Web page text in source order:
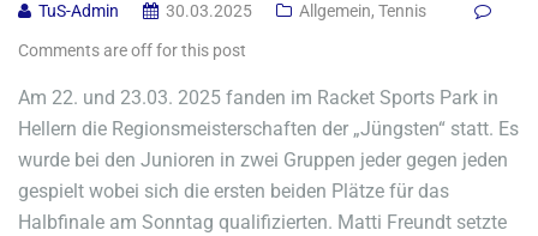
TuS-Admin 30.03.2025 Allgemein, Tennis
Comments are off for this post
Am 22. und 23.03. 2025 fanden im Racket Sports Park in
Hellern die Regionsmeisterschaften der „Jüngsten“ statt. Es
wurde bei den Junioren in zwei Gruppen jeder gegen jeden
gespielt wobei sich die ersten beiden Plätze für das
Halbfinale am Sonntag qualifizierten. Matti Freundt setzte